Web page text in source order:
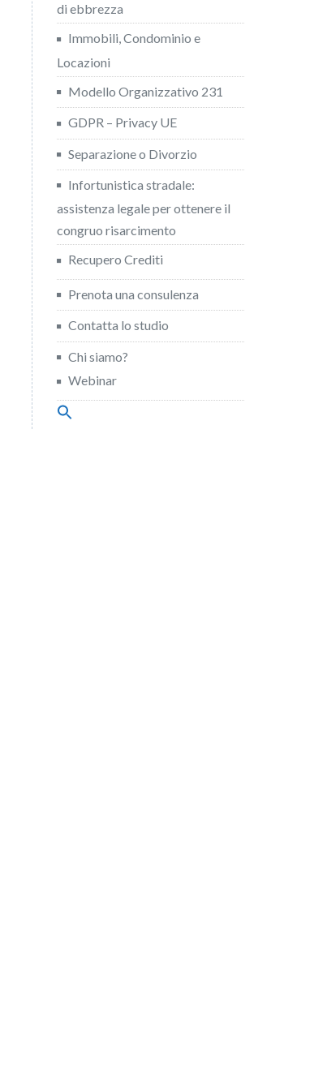
di ebbrezza
Immobili, Condominio e
Locazioni
Modello Organizzativo 231
GDPR – Privacy UE
Separazione o Divorzio
Infortunistica stradale:
assistenza legale per ottenere il
congruo risarcimento
Recupero Crediti
Prenota una consulenza
Contatta lo studio
Chi siamo?
Webinar